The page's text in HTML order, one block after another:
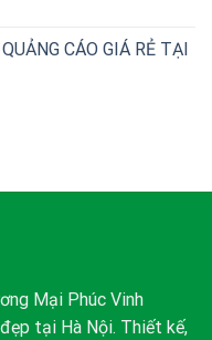
CÁO GIÁ RẺ TẠI
Mại Phúc Vinh
tại Hà Nội. Thiết kế,